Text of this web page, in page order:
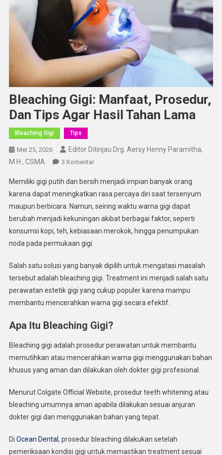
Bleaching Gigi: Manfaat, Prosedur,
Dan Tips Agar Hasil Tahan Lama
Bleaching Gigi Tips
Mei 25, 2026
Editor Ditinjau Drg. Aersy Henny Paramitha,
M.H., CSMA
3 KomentarPada
Gigi:
Manfaat,
Prosedur,
Dan
Tips
Tahan
Lama
Memiliki gigi putih dan bersih menjadi impian banyak orang
karena dapat meningkatkan rasa percaya diri saat tersenyum
maupun berbicara. Namun, seiring waktu warna gigi dapat
berubah menjadi kekuningan akibat berbagai faktor, seperti
konsumsi kopi, teh, kebiasaan merokok, hingga penumpukan
noda pada permukaan gigi.
Salah satu solusi yang banyak dipilih untuk mengatasi masalah
tersebut adalah bleaching gigi. Treatment ini menjadi salah satu
perawatan estetik gigi yang cukup populer karena mampu
membantu mencerahkan warna gigi secara efektif.
Apa Itu Bleaching Gigi?
Bleaching gigi adalah prosedur perawatan untuk membantu
memutihkan atau mencerahkan warna gigi menggunakan bahan
khusus yang aman dan dilakukan oleh dokter gigi profesional.
Menurut Colgate Official Website, prosedur teeth whitening atau
bleaching umumnya aman apabila dilakukan sesuai anjuran
dokter gigi dan menggunakan bahan yang tepat.
Di Ocean Dental, prosedur bleaching dilakukan setelah
pemeriksaan kondisi gigi untuk memastikan treatment sesuai